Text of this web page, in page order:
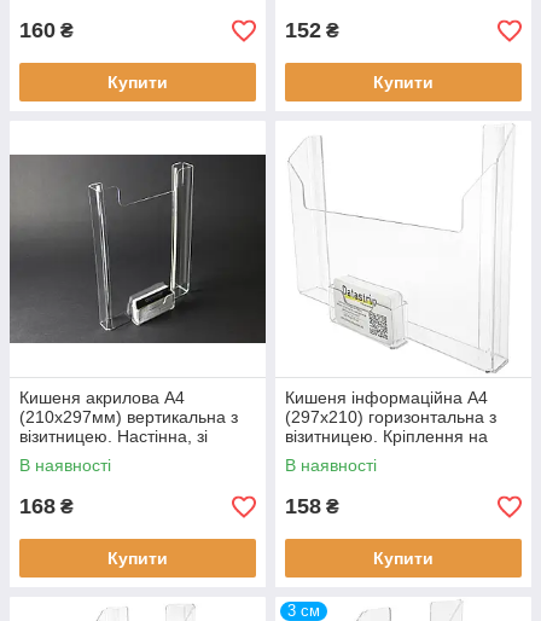
160 ₴
Купити
152 ₴
Купити
Кишеня акрилова А4
(210х297мм) вертикальна з
візитницею. Настінна, зі
скотчем
В наявності
168 ₴
Купити
Кишеня інформаційна А4
(297х210) горизонтальна з
візитницею. Кріплення на
скотч
В наявності
158 ₴
Купити
3 см